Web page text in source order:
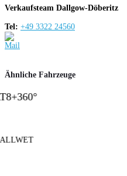
Verkaufsteam Dallgow-Döberitz
Tel: +49 3322 24560
Ähnliche Fahrzeuge